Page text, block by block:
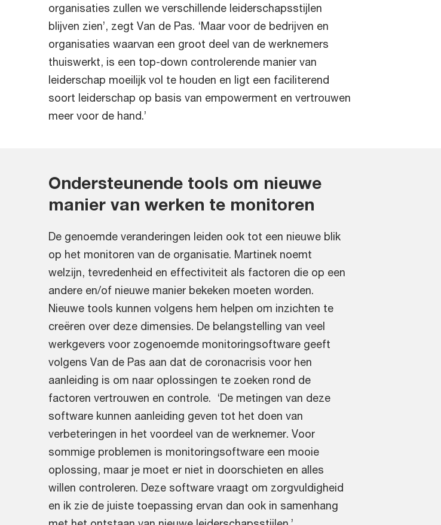
organisaties zullen we verschillende leiderschapsstijlen
blijven zien’, zegt Van de Pas. ‘Maar voor de bedrijven en
organisaties waarvan een groot deel van de werknemers
thuiswerkt, is een top-down controlerende manier van
leiderschap moeilijk vol te houden en ligt een faciliterend
soort leiderschap op basis van empowerment en vertrouwen
meer voor de hand.’
Ondersteunende tools om nieuwe
manier van werken te monitoren
De genoemde veranderingen leiden ook tot een nieuwe blik
op het monitoren van de organisatie. Martinek noemt
welzijn, tevredenheid en effectiviteit als factoren die op een
andere en/of nieuwe manier bekeken moeten worden.
Nieuwe tools kunnen volgens hem helpen om inzichten te
creëren over deze dimensies. De belangstelling van veel
werkgevers voor zogenoemde monitoringsoftware geeft
volgens Van de Pas aan dat de coronacrisis voor hen
aanleiding is om naar oplossingen te zoeken rond de
factoren vertrouwen en controle. ‘De metingen van deze
software kunnen aanleiding geven tot het doen van
verbeteringen in het voordeel van de werknemer. Voor
sommige problemen is monitoringsoftware een mooie
oplossing, maar je moet er niet in doorschieten en alles
willen controleren. Deze software vraagt om zorgvuldigheid
en ik zie de juiste toepassing ervan dan ook in samenhang